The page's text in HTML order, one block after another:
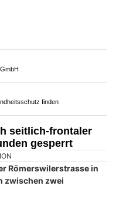
des Freibads zu einer
einem Motorrad und
verletzt.